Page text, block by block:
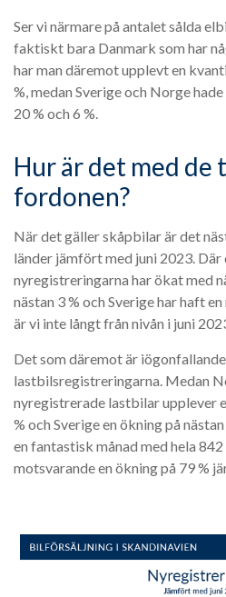
Ser vi närmare på antalet sålda
faktiskt bara Danmark som har
har man däremot upplevt en
%, medan Sverige och Norge
20 % och 6 %.
Hur är det med de
fordonen?
När det gäller skåpbilar är det
länder jämfört med juni 2023. Där
nyregistreringarna har ökat med
nästan 3 % och Sverige har haft
är vi inte långt från nivån i juni
Det som däremot är
lastbilsregistreringarna. Medan
nyregistrerade lastbilar upplever
% och Sverige en ökning på
en fantastisk månad med hela
motsvarande en ökning på 79 %